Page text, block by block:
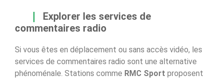
Explorer les services de
commentaires radio
Si vous êtes en déplacement ou sans accès vidéo, les
services de commentaires radio sont une alternative
phénoménale. Stations comme RMC Sport proposent